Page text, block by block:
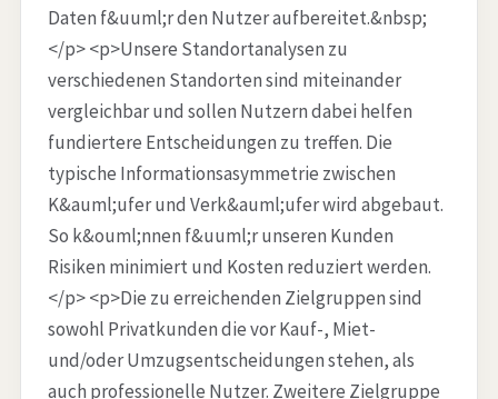
Daten f&uuml;r den Nutzer aufbereitet.&nbsp;
</p> <p>Unsere Standortanalysen zu
verschiedenen Standorten sind miteinander
vergleichbar und sollen Nutzern dabei helfen
fundiertere Entscheidungen zu treffen. Die
typische Informationsasymmetrie zwischen
K&auml;ufer und Verk&auml;ufer wird abgebaut.
So k&ouml;nnen f&uuml;r unseren Kunden
Risiken minimiert und Kosten reduziert werden.
</p> <p>Die zu erreichenden Zielgruppen sind
sowohl Privatkunden die vor Kauf-, Miet-
und/oder Umzugsentscheidungen stehen, als
auch professionelle Nutzer. Zweitere Zielgruppe